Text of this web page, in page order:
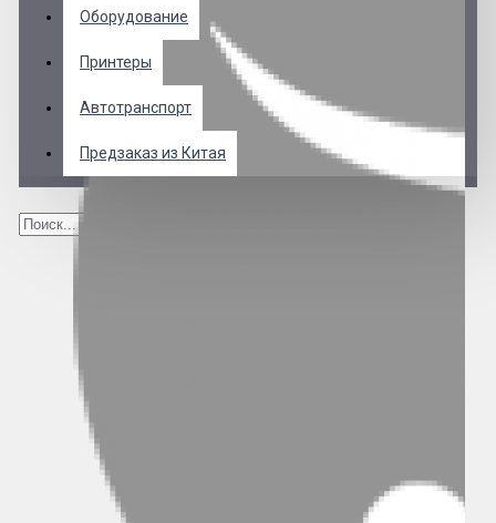
Оборудование
Принтеры
Автотранспорт
Предзаказ из Китая